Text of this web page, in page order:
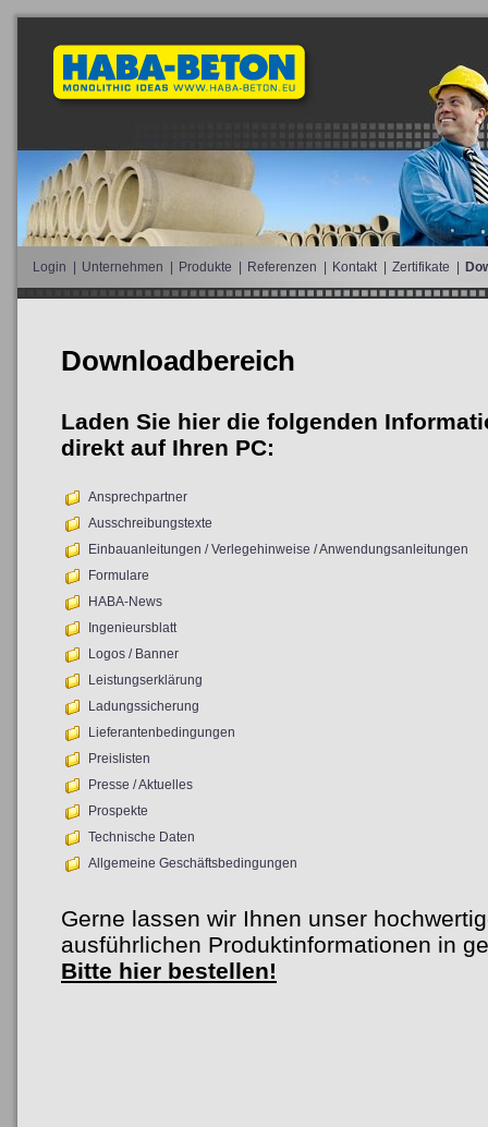
Login Unternehmen Produkte Referenzen Kontakt Zertifikate
Downloadbereich
Laden Sie hier die folgenden
direkt auf Ihren PC:
Ansprechpartner
Ausschreibungstexte
Einbauanleitungen / Verlegehinweise / Anwendungsanleitungen
Formulare
HABA-News
Ingenieursblatt
Logos / Banner
Leistungserklärung
Ladungssicherung
Lieferantenbedingungen
Preislisten
Presse / Aktuelles
Prospekte
Technische Daten
Allgemeine Geschäftsbedingungen
Gerne lassen wir Ihnen unser
ausführlichen Produktinformationen in
Bitte hier bestellen!